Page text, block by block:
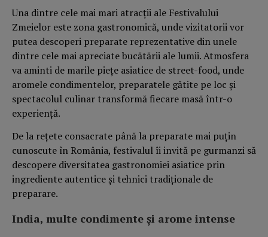
Una dintre cele mai mari atracții ale Festivalului
Zmeielor este zona gastronomică, unde vizitatorii vor
putea descoperi preparate reprezentative din unele
dintre cele mai apreciate bucătării ale lumii. Atmosfera
va aminti de marile piețe asiatice de street-food, unde
aromele condimentelor, preparatele gătite pe loc și
spectacolul culinar transformă fiecare masă într-o
experiență.
De la rețete consacrate până la preparate mai puțin
cunoscute în România, festivalul îi invită pe gurmanzi să
descopere diversitatea gastronomiei asiatice prin
ingrediente autentice și tehnici tradiționale de
preparare.
India, multe condimente și arome intense